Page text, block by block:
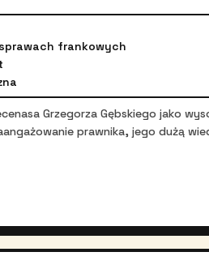
frankowych
Grzegorza Gębskiego jako
prawnika, jego dużą